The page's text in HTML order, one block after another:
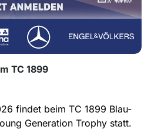
TC 1899
findet beim TC 1899 Blau-
Generation Trophy statt.